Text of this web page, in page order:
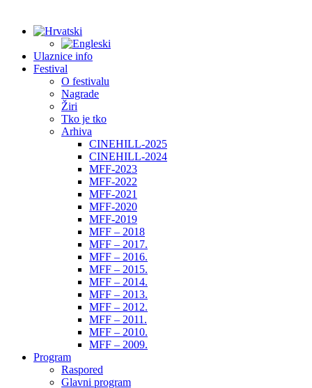
Ulaznice info
Festival
O festivalu
Nagrade
Žiri
Tko je tko
Arhiva
CINEHILL-2025
CINEHILL-2024
MFF-2023
MFF-2022
MFF-2021
MFF-2020
MFF-2019
MFF – 2018
MFF – 2017.
MFF – 2016.
MFF – 2015.
MFF – 2014.
MFF – 2013.
MFF – 2012.
MFF – 2011.
MFF – 2010.
MFF – 2009.
Program
Raspored
Glavni program